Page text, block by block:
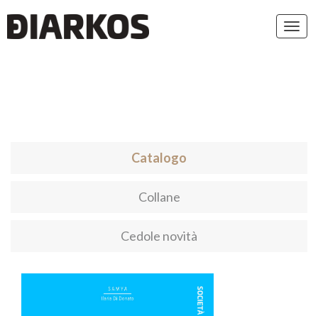
Catalogo
Collane
Cedole novità